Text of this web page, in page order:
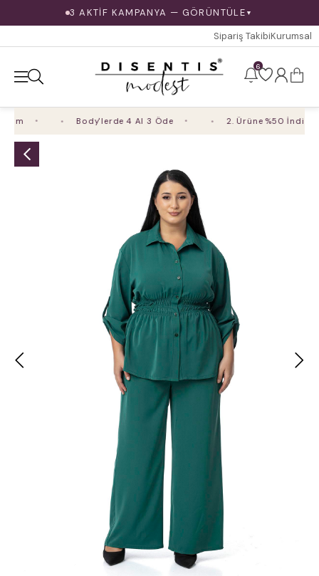
3 AKTİF KAMPANYA — GÖRÜNTÜLE ▼
Sipariş TakibiKurumsal
6
Body'lerde 4 Al 3 Öde 2. Ürüne %50 İndirim